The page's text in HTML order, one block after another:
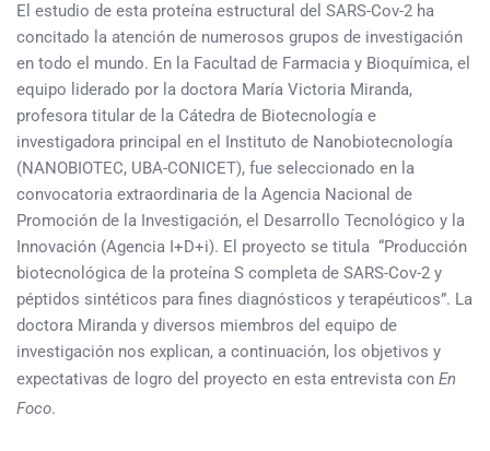
El estudio de esta proteína estructural del SARS-Cov-2 ha
concitado la atención de numerosos grupos de investigación
en todo el mundo. En la Facultad de Farmacia y Bioquímica, el
equipo liderado por la doctora María Victoria Miranda,
profesora titular de la Cátedra de Biotecnología e
investigadora principal en el Instituto de Nanobiotecnología
(NANOBIOTEC, UBA-CONICET), fue seleccionado en la
convocatoria extraordinaria de la Agencia Nacional de
Promoción de la Investigación, el Desarrollo Tecnológico y la
Innovación (Agencia I+D+i). El proyecto se titula “Producción
biotecnológica de la proteína S completa de SARS-Cov-2 y
péptidos sintéticos para fines diagnósticos y terapéuticos”. La
doctora Miranda y diversos miembros del equipo de
investigación nos explican, a continuación, los objetivos y
expectativas de logro del proyecto en esta entrevista con En
Foco.